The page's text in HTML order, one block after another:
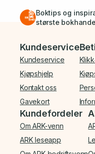
Boktips og
største
Bunnmeny
Kundeservice
Kundeservice
Kjøpshjelp
Kontakt oss
Gavekort
Kundefordeler
Om ARK-venn
ARK leseapp